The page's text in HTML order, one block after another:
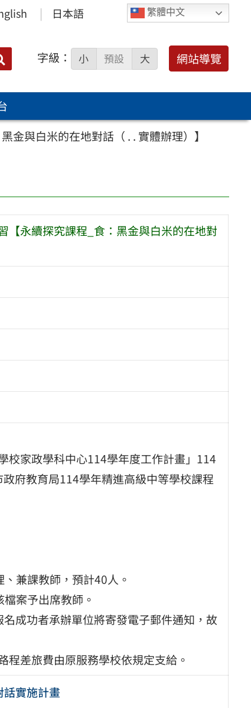
繁體中文
日本語
搜
尋：
字級： 小 預設 大 網站導覽
與白米的在地對話（ . . 實體辦理）】
【永續探究課程_食：黑金與白米的在地對
校家政學科中心114學年度工作計畫」114
府教育局114學年精進高級中等學校課程
兼課教師，預計40人。
案予出席教師。
成功者承辦單位將寄發電子郵件通知，故
差旅費由原服務學校依規定支給。
實施計畫